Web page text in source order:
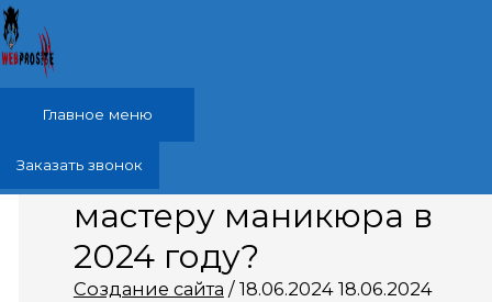
Перейти к содержимому
Главное меню
Заказать звонок
Зачем нужен сайт
мастеру маникюра в
2024 году?
Создание сайта / 18.06.202418.06.2024